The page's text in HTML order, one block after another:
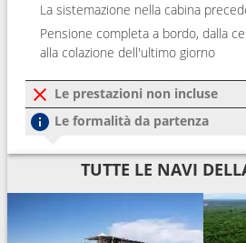
La sistemazione nella cabina
Pensione completa a bordo, dalla
alla colazione dell'ultimo giorno
Le prestazioni non incluse
Le formalità da partenza
TUTTE LE NAVI